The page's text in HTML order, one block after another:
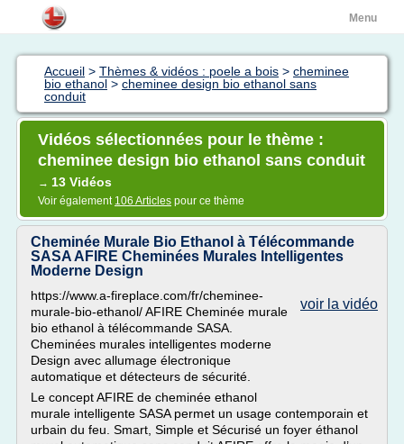
Menu
Accueil > Thèmes & vidéos : poele a bois > cheminee
bio ethanol > cheminee design bio ethanol sans
conduit
Vidéos sélectionnées pour le thème :
cheminee design bio ethanol sans conduit
→ 13 Vidéos
Voir également 106 Articles pour ce thème
Cheminée Murale Bio Ethanol à Télécommande
SASA AFIRE Cheminées Murales Intelligentes
Moderne Design
voir la vidéo
https://www.a-fireplace.com/fr/cheminee-
murale-bio-ethanol/ AFIRE Cheminée murale
bio ethanol à télécommande SASA.
Cheminées murales intelligentes moderne
Design avec allumage électronique
automatique et détecteurs de sécurité.
Le concept AFIRE de cheminée ethanol
murale intelligente SASA permet un usage contemporain et
urbain du feu. Smart, Simple et Sécurisé un foyer éthanol